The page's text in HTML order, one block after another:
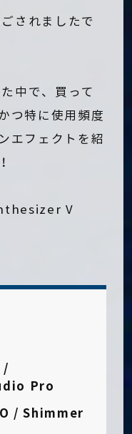
されましたで
中で、買って
つ特に使用頻度
エフェクトを紹
V
/
Pro
/ Shimmer